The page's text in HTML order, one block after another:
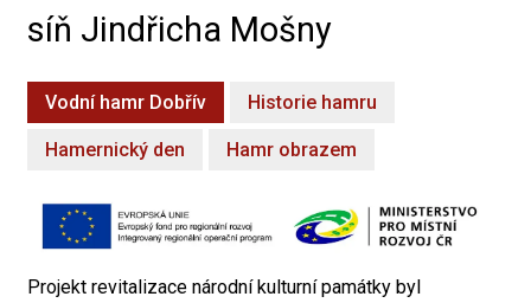
síň Jindřicha Mošny
Vodní hamr Dobřív Historie hamru
Hamernický den Hamr obrazem
Projekt revitalizace národní kulturní památky byl